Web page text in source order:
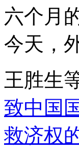
六个月
今天，
王胜生
致中国
救济权